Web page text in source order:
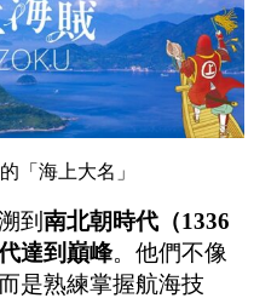
「海上大名」
到 南北朝時代（1336
達到巔峰。他們不像
是熟練掌握航海技